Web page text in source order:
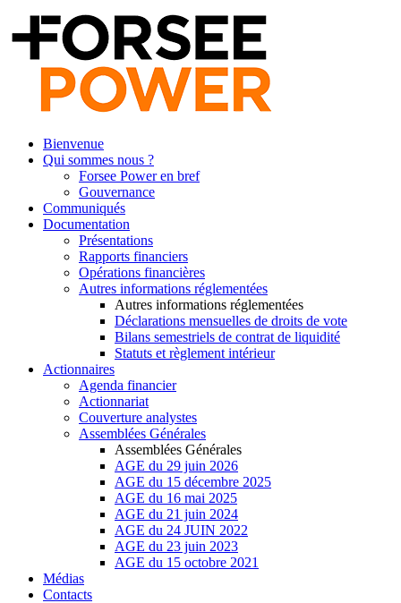
Bienvenue
Qui sommes nous ?
Forsee Power en bref
Gouvernance
Communiqués
Documentation
Présentations
Rapports financiers
Opérations financières
Autres informations réglementées
Autres informations réglementées
Déclarations mensuelles de droits de vote
Bilans semestriels de contrat de liquidité
Statuts et règlement intérieur
Actionnaires
Agenda financier
Actionnariat
Couverture analystes
Assemblées Générales
Assemblées Générales
AGE du 29 juin 2026
AGE du 15 décembre 2025
AGE du 16 mai 2025
AGE du 21 juin 2024
AGE du 24 JUIN 2022
AGE du 23 juin 2023
AGE du 15 octobre 2021
Médias
Contacts